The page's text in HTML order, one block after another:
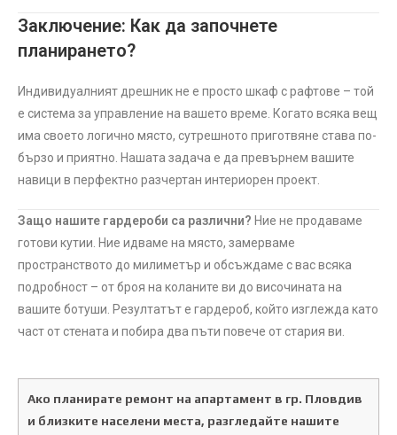
Заключение: Как да започнете
планирането?
Индивидуалният дрешник не е просто шкаф с рафтове – той
е система за управление на вашето време. Когато всяка вещ
има своето логично място, сутрешното приготвяне става по-
бързо и приятно. Нашата задача е да превърнем вашите
навици в перфектно разчертан интериорен проект.
Защо нашите гардероби са различни? Ние не продаваме
готови кутии. Ние идваме на място, замерваме
пространството до милиметър и обсъждаме с вас всяка
подробност – от броя на коланите ви до височината на
вашите ботуши. Резултатът е гардероб, който изглежда като
част от стената и побира два пъти повече от стария ви.
Ако планирате ремонт на апартамент в гр. Пловдив
и близките населени места, разгледайте нашите